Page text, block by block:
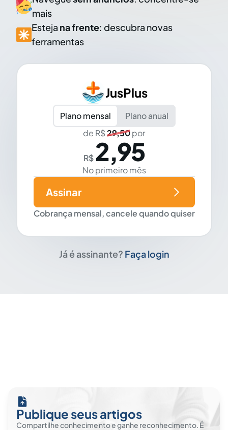
mais
Esteja na frente: descubra novas
ferramentas
JusPlus
Plano mensal
Plano anual
de R$29,50por
R$ 2,95
No primeiro mês
Cobrança mensal, cancele quando quiser
Assinar
Já é assinante? Faça login
Publique seus artigos
Compartilhe conhecimento e ganhe reconhecimento. É